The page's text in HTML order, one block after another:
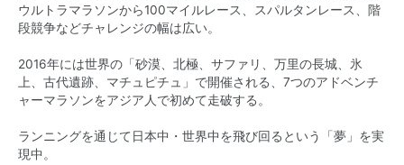
ウルトラマラソンから100マイルレース、スパルタンレース、階
段競争などチャレンジの幅は広い。
2016年には世界の「砂漠、北極、サファリ、万里の長城、氷
上、古代遺跡、マチュピチュ」で開催される、7つのアドベンチ
ャーマラソンをアジア人で初めて走破する。
ランニングを通じて日本中・世界中を飛び回るという「夢」を実
現中。